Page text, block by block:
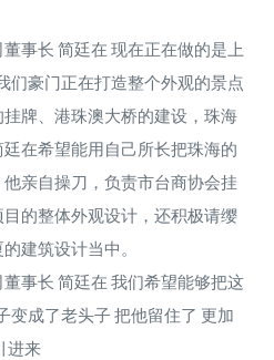
事长 简廷在 现在正在做的是上
们豪门正在打造整个外观的景点
牌、港珠澳大桥的建设，珠海
在希望能用自己所长把珠海的
亲自操刀，负责市台商协会挂
的整体外观设计，还积极请缨
建筑设计当中。
事长 简廷在 我们希望能够把这
变成了老头子 把他留住了 更加
进来